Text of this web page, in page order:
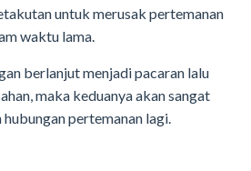
untuk merusak pertemanan
waktu lama.
berlanjut menjadi pacaran lalu
maka keduanya akan sangat
pertemanan lagi.